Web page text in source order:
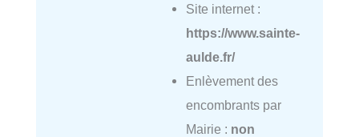
Site internet :
https://www.sainte-
aulde.fr/
Enlèvement des
encombrants par
Mairie : non